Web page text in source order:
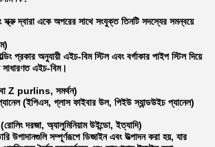
স্ক্রু দ্বারা একে অপরের সাথে সংযুক্ত তিনটি সদস্যের সমন্বয়ে
প্রকার অনুযায়ী এইচ-বিম স্টিল এবং বর্গাকার পাইপ স্টিল দিয়ে
সাধারণত এইচ-বিম।
বা Z purlins, সমর্থন)
(ইপিএস, গ্লাস ফাইবার উল, পিইউ স্যান্ডউইচ প্যানেল)
দরজা, অ্যালুমিনিয়াম উইন্ডো, ইত্যাদি)
উপাদানগুলি সম্পূর্ণরূপে ডিজাইন এবং উত্পাদন করা হয়, যার